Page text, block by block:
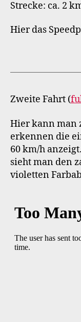
Strecke: ca. 2
Hier das
Zweite Fahrt (
Hier kann man
erkennen die
60 km/h
sieht man den
violetten